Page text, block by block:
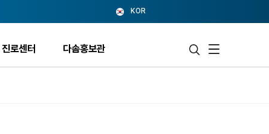
KOR
로센터 다솜홍보관